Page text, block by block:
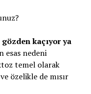
kaçıyor ya
esas nedeni
temel olarak
özelikle de mısır